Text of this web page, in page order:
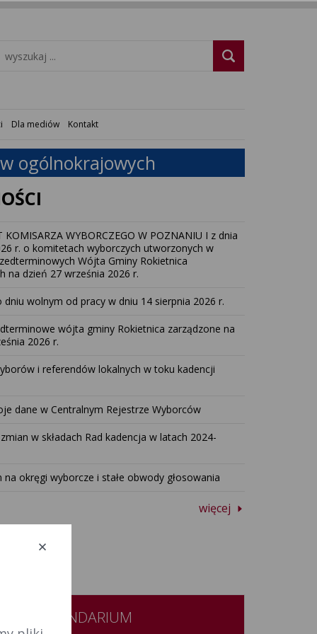
Dla mediów Kontakt
ogólnokrajowych
KOMISARZA WYBORCZEGO W POZNANIU I z dnia
r. o komitetach wyborczych utworzonych w
Wójta Gminy Rokietnica
na dzień 27 września 2026 r.
wolnym od pracy w dniu 14 sierpnia 2026 r.
wójta gminy Rokietnica zarządzone na
2026 r.
i referendów lokalnych w toku kadencji
dane w Centralnym Rejestrze Wyborców
w składach Rad kadencja w latach 2024-
na okręgi wyborcze i stałe obwody głosowania
więcej
KALENDARIUM